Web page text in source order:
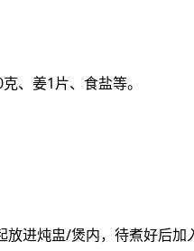
、姜1片、食盐等。